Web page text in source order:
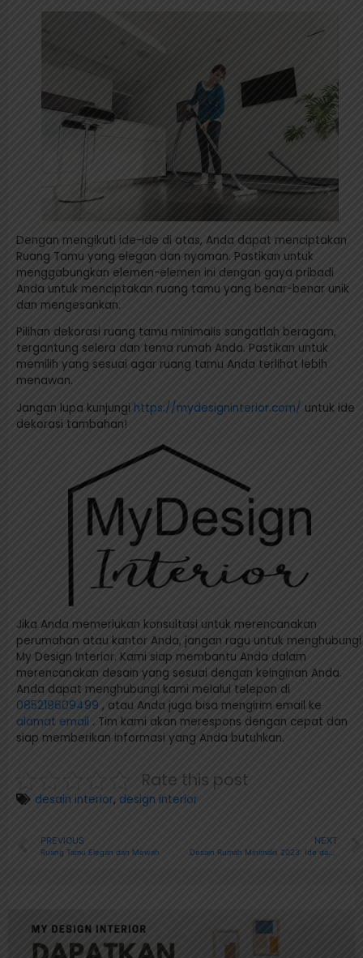
Dengan mengikuti ide-ide di atas, Anda dapat menciptakan
Ruang Tamu yang elegan dan nyaman. Pastikan untuk
menggabungkan elemen-elemen ini dengan gaya pribadi
Anda untuk menciptakan ruang tamu yang benar-benar unik
dan mengesankan.
Pilihan dekorasi ruang tamu minimalis sangatlah beragam,
tergantung selera dan tema rumah Anda. Pastikan untuk
memilih yang sesuai agar ruang tamu Anda terlihat lebih
menawan.
Jangan lupa kunjungi https://mydesigninterior.com/ untuk ide
dekorasi tambahan!
Jika Anda memerlukan konsultasi untuk merencanakan
perumahan atau kantor Anda, jangan ragu untuk menghubungi
My Design Interior. Kami siap membantu Anda dalam
merencanakan desain yang sesuai dengan keinginan Anda.
Anda dapat menghubungi kami melalui telepon di
085219609499 , atau Anda juga bisa mengirim email ke
alamat email . Tim kami akan merespons dengan cepat dan
siap memberikan informasi yang Anda butuhkan.
Rate this post
desain interior, design interior
PREVIOUS
Ruang Tamu Elegan dan Mewah
NEXT
Desain Rumah Minimalis 2023: Ide dan Tren Terkini